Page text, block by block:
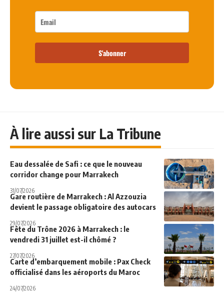
S'abonner
À lire aussi sur La Tribune
Eau dessalée de Safi : ce que le nouveau
corridor change pour Marrakech
31/07/2026
Gare routière de Marrakech : Al Azzouzia
devient le passage obligatoire des autocars
29/07/2026
Fête du Trône 2026 à Marrakech : le
vendredi 31 juillet est-il chômé ?
27/07/2026
Carte d’embarquement mobile : Pax Check
officialisé dans les aéroports du Maroc
24/07/2026